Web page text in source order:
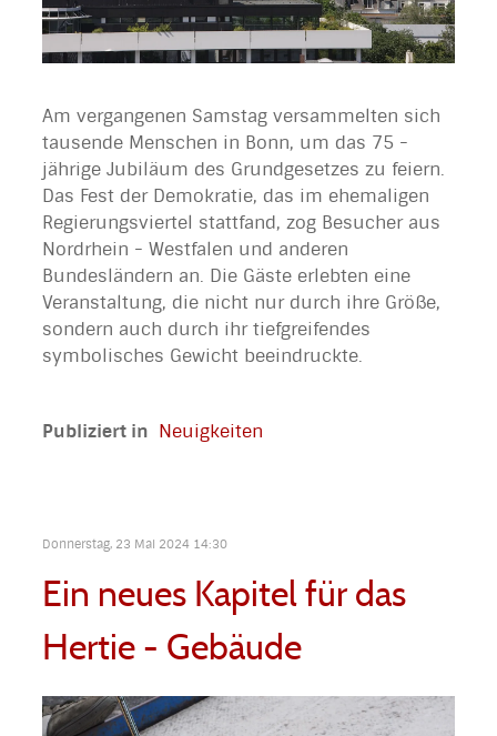
Am vergangenen Samstag versammelten sich
tausende Menschen in Bonn, um das 75 -
jährige Jubiläum des Grundgesetzes zu feiern.
Das Fest der Demokratie, das im ehemaligen
Regierungsviertel stattfand, zog Besucher aus
Nordrhein - Westfalen und anderen
Bundesländern an. Die Gäste erlebten eine
Veranstaltung, die nicht nur durch ihre Größe,
sondern auch durch ihr tiefgreifendes
symbolisches Gewicht beeindruckte.
Publiziert in Neuigkeiten
Donnerstag, 23 Mai 2024 14:30
Ein neues Kapitel für das
Hertie - Gebäude